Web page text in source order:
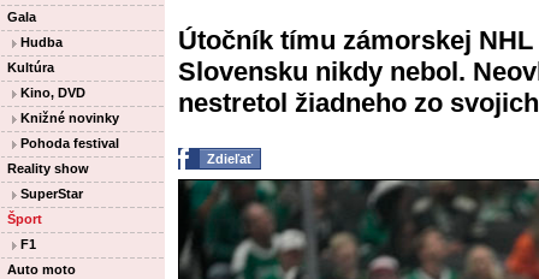
Gala
Hudba
Kultúra
Kino, DVD
Knižné novinky
Pohoda festival
Reality show
SuperStar
Šport
F1
Auto moto
Útočník tímu zámorskej
Slovensku nikdy nebol.
nestretol žiadneho zo
Zdieľať